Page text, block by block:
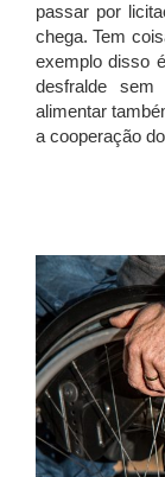
passar por
chega. Tem
exemplo disso
desfralde
alimentar
a cooperação